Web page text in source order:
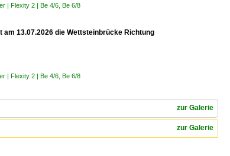
| Flexity 2 | Be 4/6, Be 6/8
13.07.2026 die Wettsteinbrücke Richtung
| Flexity 2 | Be 4/6, Be 6/8
zur Galerie
zur Galerie